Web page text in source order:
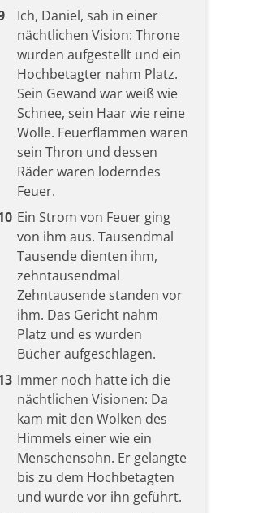
Ich, Daniel, sah in einer
nächtlichen Vision: Throne
wurden aufgestellt und ein
Hochbetagter nahm Platz.
Sein Gewand war weiß wie
Schnee, sein Haar wie reine
Wolle. Feuerflammen waren
sein Thron und dessen
Räder waren loderndes
Feuer.
Ein Strom von Feuer ging
von ihm aus. Tausendmal
Tausende dienten ihm,
zehntausendmal
Zehntausende standen vor
ihm. Das Gericht nahm
Platz und es wurden
Bücher aufgeschlagen.
Immer noch hatte ich die
nächtlichen Visionen: Da
kam mit den Wolken des
Himmels einer wie ein
Menschensohn. Er gelangte
bis zu dem Hochbetagten
und wurde vor ihn geführt.